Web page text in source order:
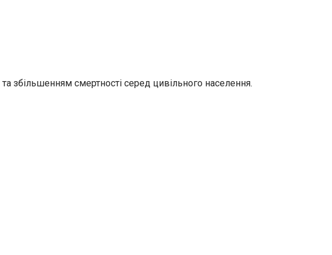
збільшенням смертності серед цивільного населення.